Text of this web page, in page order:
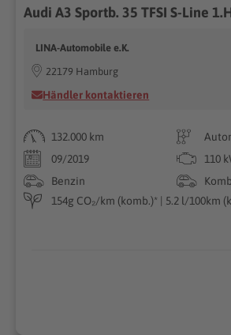
LINA-Automobile e.K.
22179 Hamburg
Händler kontaktieren
132.000 km
09/2019
110
Benzin
154g CO₂/km (komb.)* | 5.2 l/100km